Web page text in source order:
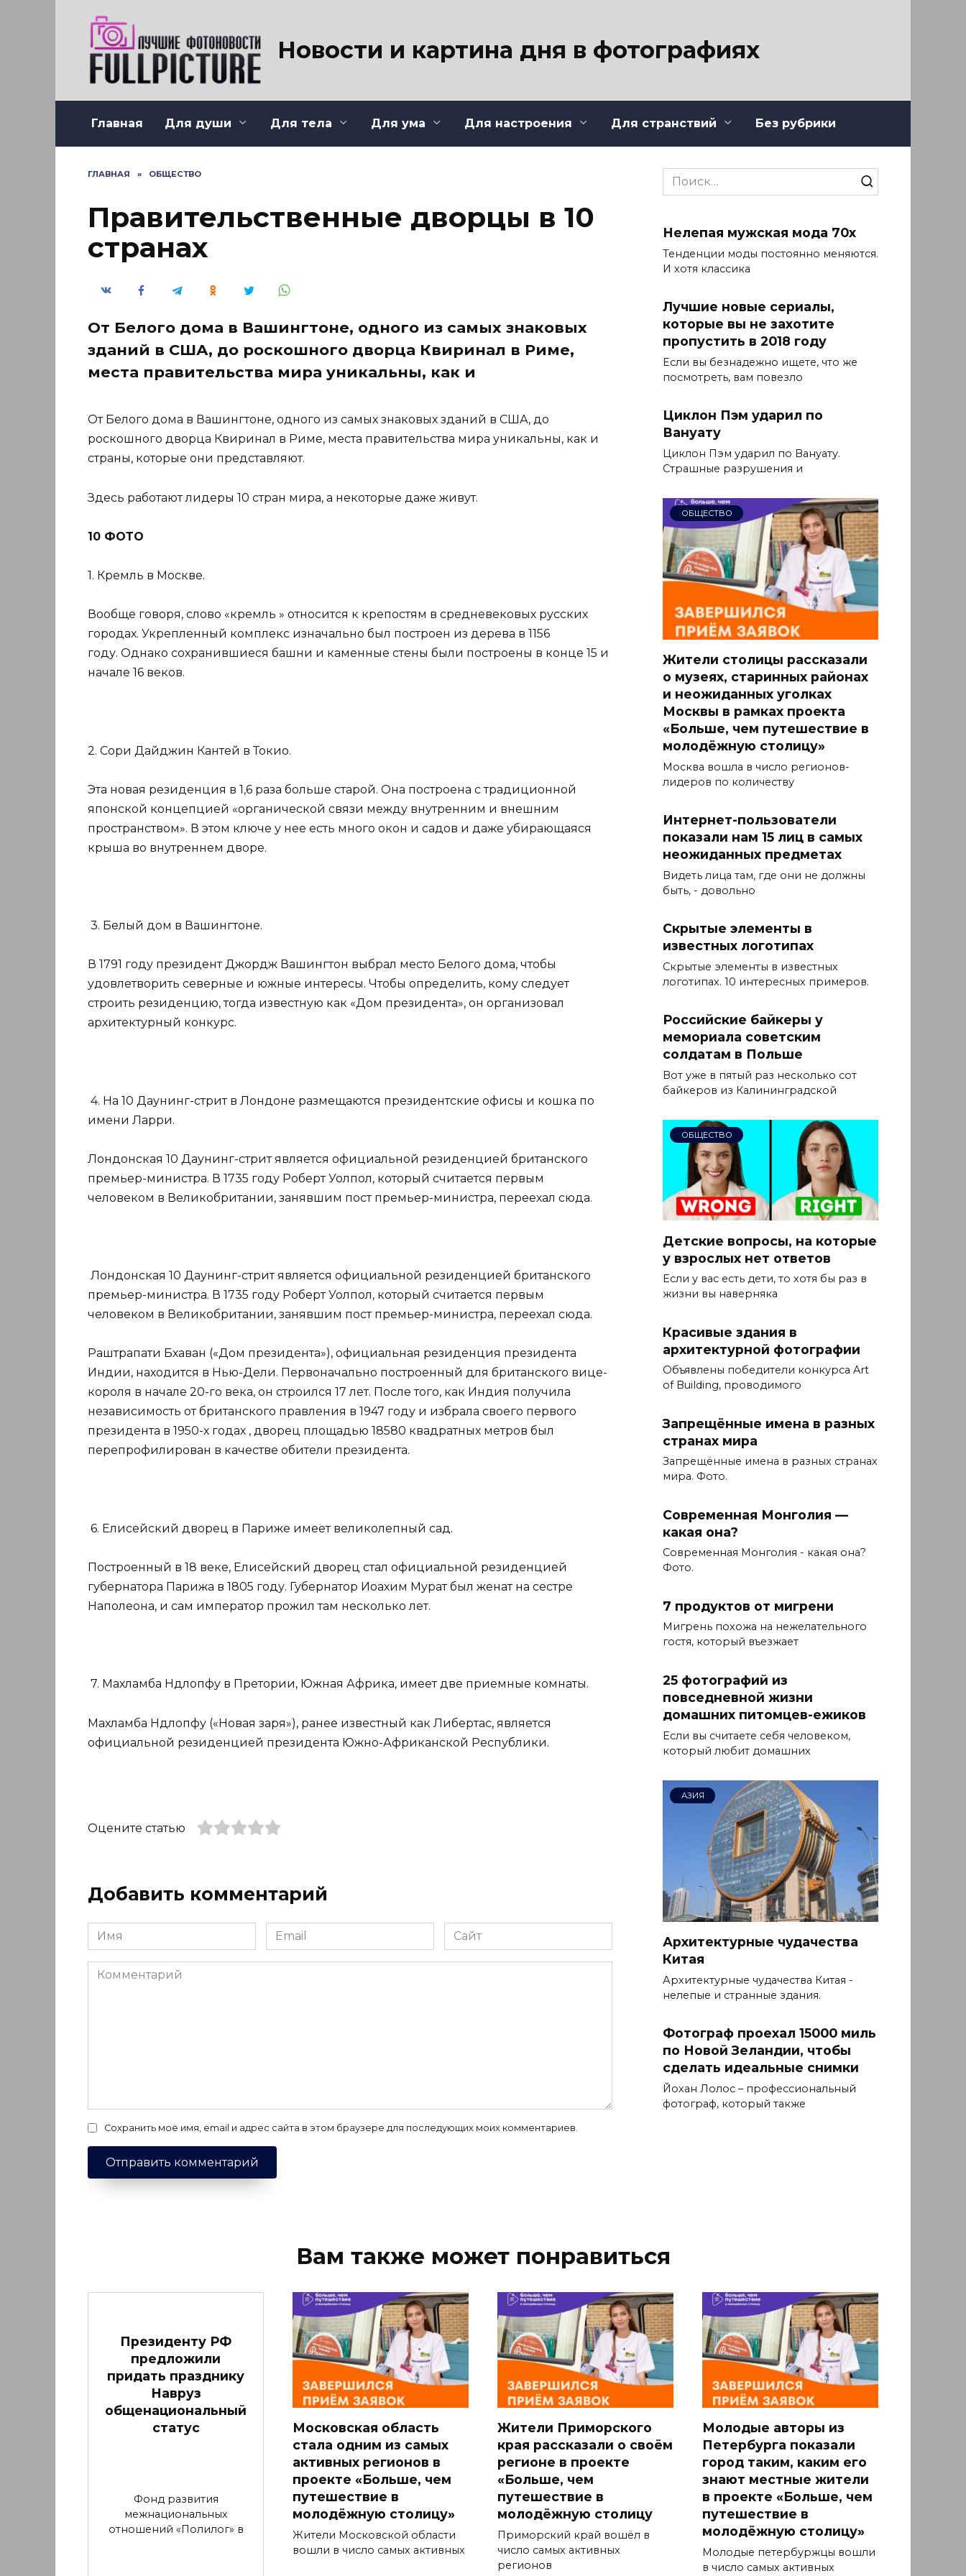
Новости и картина дня в фотографиях
Главная Для души Для тела Для ума Для настроения Для странствий Без рубрики
ГЛАВНАЯ » ОБЩЕСТВО
Правительственные дворцы в 10
странах
От Белого дома в Вашингтоне, одного из самых знаковых
зданий в США, до роскошного дворца Квиринал в Риме,
места правительства мира уникальны, как и
От Белого дома в Вашингтоне, одного из самых знаковых зданий в США, до
роскошного дворца Квиринал в Риме, места правительства мира уникальны, как и
страны, которые они представляют.
Здесь работают лидеры 10 стран мира, а некоторые даже живут.
10 ФОТО
1. Кремль в Москве.
Вообще говоря, слово «кремль » относится к крепостям в средневековых русских
городах. Укрепленный комплекс изначально был построен из дерева в 1156
году. Однако сохранившиеся башни и каменные стены были построены в конце 15 и
начале 16 веков.
2. Сори Дайджин Кантей в Токио.
Эта новая резиденция в 1,6 раза больше старой. Она построена с традиционной
японской концепцией «органической связи между внутренним и внешним
пространством». В этом ключе у нее есть много окон и садов и даже убирающаяся
крыша во внутреннем дворе.
3. Белый дом в Вашингтоне.
В 1791 году президент Джордж Вашингтон выбрал место Белого дома, чтобы
удовлетворить северные и южные интересы. Чтобы определить, кому следует
строить резиденцию, тогда известную как «Дом президента», он организовал
архитектурный конкурс.
4. На 10 Даунинг-стрит в Лондоне размещаются президентские офисы и кошка по
имени Ларри.
Лондонская 10 Даунинг-стрит является официальной резиденцией британского
премьер-министра. В 1735 году Роберт Уолпол, который считается первым
человеком в Великобритании, занявшим пост премьер-министра, переехал сюда.
Лондонская 10 Даунинг-стрит является официальной резиденцией британского
премьер-министра. В 1735 году Роберт Уолпол, который считается первым
человеком в Великобритании, занявшим пост премьер-министра, переехал сюда.
Раштрапати Бхаван («Дом президента»), официальная резиденция президента
Индии, находится в Нью-Дели. Первоначально построенный для британского вице-
короля в начале 20-го века, он строился 17 лет. После того, как Индия получила
независимость от британского правления в 1947 году и избрала своего первого
президента в 1950-х годах , дворец площадью 18580 квадратных метров был
перепрофилирован в качестве обители президента.
6. Елисейский дворец в Париже имеет великолепный сад.
Построенный в 18 веке, Елисейский дворец стал официальной резиденцией
губернатора Парижа в 1805 году. Губернатор Иоахим Мурат был женат на сестре
Наполеона, и сам император прожил там несколько лет.
7. Махламба Ндлопфу в Претории, Южная Африка, имеет две приемные комнаты.
Махламба Ндлопфу («Новая заря»), ранее известный как Либертас, является
официальной резиденцией президента Южно-Африканской Республики.
Оцените статью
Добавить комментарий
Имя
*
Email
*
Сайт
Комментарий
Сохранить моё имя, email и адрес сайта в этом браузере для последующих моих комментариев.
Search
for:
Нелепая мужская мода 70х
Тенденции моды постоянно меняются.
И хотя классика
Лучшие новые сериалы,
которые вы не захотите
пропустить в 2018 году
Если вы безнадежно ищете, что же
посмотреть, вам повезло
Циклон Пэм ударил по
Вануату
Циклон Пэм ударил по Вануату.
Страшные разрушения и
ОБЩЕСТВО
Жители столицы рассказали
о музеях, старинных районах
и неожиданных уголках
Москвы в рамках проекта
«Больше, чем путешествие в
молодёжную столицу»
Москва вошла в число регионов-
лидеров по количеству
Интернет-пользователи
показали нам 15 лиц в самых
неожиданных предметах
Видеть лица там, где они не должны
быть, - довольно
Скрытые элементы в
известных логотипах
Скрытые элементы в известных
логотипах. 10 интересных примеров.
Российские байкеры у
мемориала советским
солдатам в Польше
Вот уже в пятый раз несколько сот
байкеров из Калининградской
ОБЩЕСТВО
Детские вопросы, на которые
у взрослых нет ответов
Если у вас есть дети, то хотя бы раз в
жизни вы наверняка
Красивые здания в
архитектурной фотографии
Объявлены победители конкурса Art
of Building, проводимого
Запрещённые имена в разных
странах мира
Запрещённые имена в разных странах
мира. Фото.
Современная Монголия —
какая она?
Современная Монголия - какая она?
Фото.
7 продуктов от мигрени
Мигрень похожа на нежелательного
гостя, который въезжает
25 фотографий из
повседневной жизни
домашних питомцев-ежиков
Если вы считаете себя человеком,
который любит домашних
АЗИЯ
Архитектурные чудачества
Китая
Архитектурные чудачества Китая -
нелепые и странные здания.
Фотограф проехал 15000 миль
по Новой Зеландии, чтобы
сделать идеальные снимки
Йохан Лолос – профессиональный
фотограф, который также
Вам также может понравиться
Президенту РФ
предложили
придать празднику
Навруз
общенациональный
статус
Фонд развития
межнациональных
отношений «Полилог» в
Московская область
стала одним из самых
активных регионов в
проекте «Больше, чем
путешествие в
молодёжную столицу»
Жители Московской области
вошли в число самых активных
Жители Приморского
края рассказали о своём
регионе в проекте
«Больше, чем
путешествие в
молодёжную столицу
Приморский край вошёл в
число самых активных
регионов
Молодые авторы из
Петербурга показали
город таким, каким его
знают местные жители
в проекте «Больше, чем
путешествие в
молодёжную столицу»
Молодые петербуржцы вошли
в число самых активных